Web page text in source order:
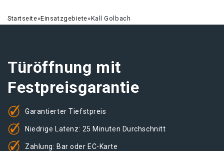
Startseite»Einsatzgebiete»Kall Golbach
Türöffnung mit
Festpreisgarantie
Garantierter Tiefstpreis
Niedrige Latenz: 25 Minuten Durchschnitt
Zahlung: Bar oder EC-Karte